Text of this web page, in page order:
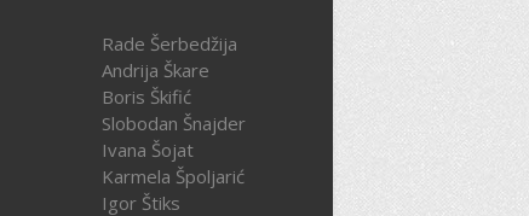
Rade Šerbedžija
Andrija Škare
Boris Škifić
Slobodan Šnajder
Ivana Šojat
Karmela Špoljarić
Igor Štiks